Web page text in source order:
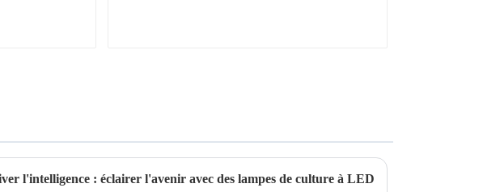
l'intelligence : éclairer l'avenir avec des lampes de culture à LED